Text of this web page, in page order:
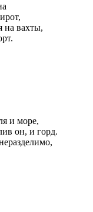
на вахты,
и море,
он, и горд.